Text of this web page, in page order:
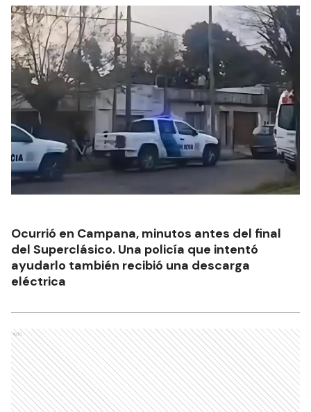
Ocurrió en Campana, minutos antes del final
del Superclásico. Una policía que intentó
ayudarlo también recibió una descarga
eléctrica
Ads